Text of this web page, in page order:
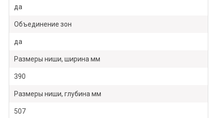
да
Объединение зон
да
Размеры ниши, ширина мм
390
Размеры ниши, глубина мм
507